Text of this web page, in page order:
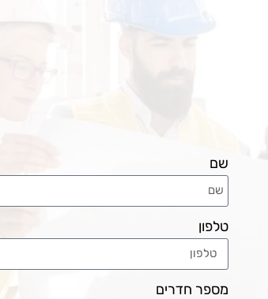
שם
טלפון
מספר חדרים